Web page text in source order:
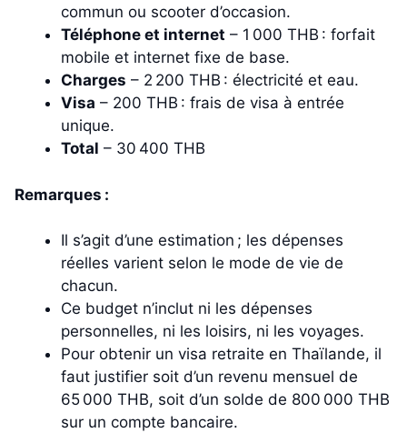
commun ou scooter d’occasion.
Téléphone et internet – 1 000 THB : forfait
mobile et internet fixe de base.
Charges – 2 200 THB : électricité et eau.
Visa – 200 THB : frais de visa à entrée
unique.
Total – 30 400 THB
Remarques :
Il s’agit d’une estimation ; les dépenses
réelles varient selon le mode de vie de
chacun.
Ce budget n’inclut ni les dépenses
personnelles, ni les loisirs, ni les voyages.
Pour obtenir un visa retraite en Thaïlande, il
faut justifier soit d’un revenu mensuel de
65 000 THB, soit d’un solde de 800 000 THB
sur un compte bancaire.